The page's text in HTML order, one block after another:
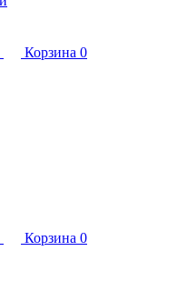
Корзина 0
Корзина 0